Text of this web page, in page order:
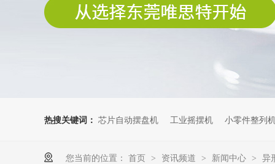
热搜关键词： 芯片自动摆盘机 工业摇摆机 小零件整列
您当前的位置： 首页 > 资讯频道 > 新闻中心 > 异